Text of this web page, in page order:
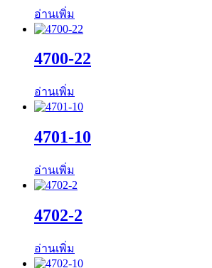
อ่านเพิ่ม
4700-22
อ่านเพิ่ม
4701-10
อ่านเพิ่ม
4702-2
อ่านเพิ่ม